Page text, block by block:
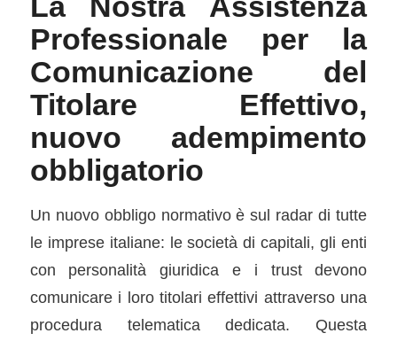
Professionale per la
Comunicazione del
Titolare Effettivo,
nuovo adempimento
obbligatorio
Un nuovo obbligo normativo è sul radar di tutte
le imprese italiane: le società di capitali, gli enti
con personalità giuridica e i trust devono
comunicare i loro titolari effettivi attraverso una
procedura telematica dedicata. Questa